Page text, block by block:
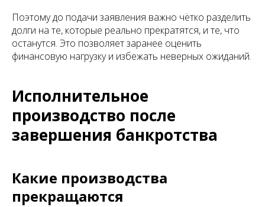
Поэтому до подачи заявления важно чётко разделить
долги на те, которые реально прекратятся, и те, что
останутся. Это позволяет заранее оценить
финансовую нагрузку и избежать неверных ожиданий.
Исполнительное
производство после
завершения банкротства
Какие производства
прекращаются